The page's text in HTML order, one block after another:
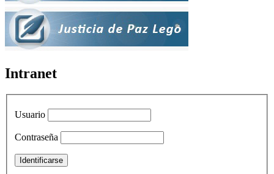
Intranet
Usuario
Contraseña